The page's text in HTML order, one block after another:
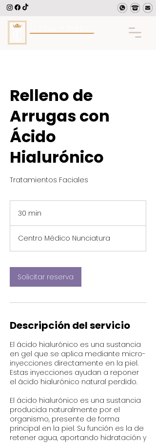
Relleno de
Arrugas con
Ácido
Hialurónico
Tratamientos Faciales
30 min
m
i
Centro Médico Nunciatura
Solicitar reserva
Descripción del servicio
El ácido hialurónico es una sustancia
en gel que se aplica mediante micro-
inyecciones directamente en la piel.
Estas inyecciones ayudan a reponer
el ácido hialurónico natural perdido.
El ácido hialurónico es una sustancia
producida naturalmente por el
organismo, presente de forma
principal en la piel. Su función es la de
retener agua, aportando hidratación y